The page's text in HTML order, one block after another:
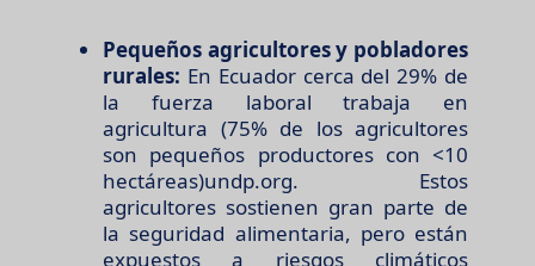
Pequeños agricultores y pobladores
rurales: En Ecuador cerca del 29% de
la fuerza laboral trabaja en
agricultura (75% de los agricultores
son pequeños productores con <10
hectáreas)undp.org. Estos
agricultores sostienen gran parte de
la seguridad alimentaria, pero están
expuestos a riesgos climáticos